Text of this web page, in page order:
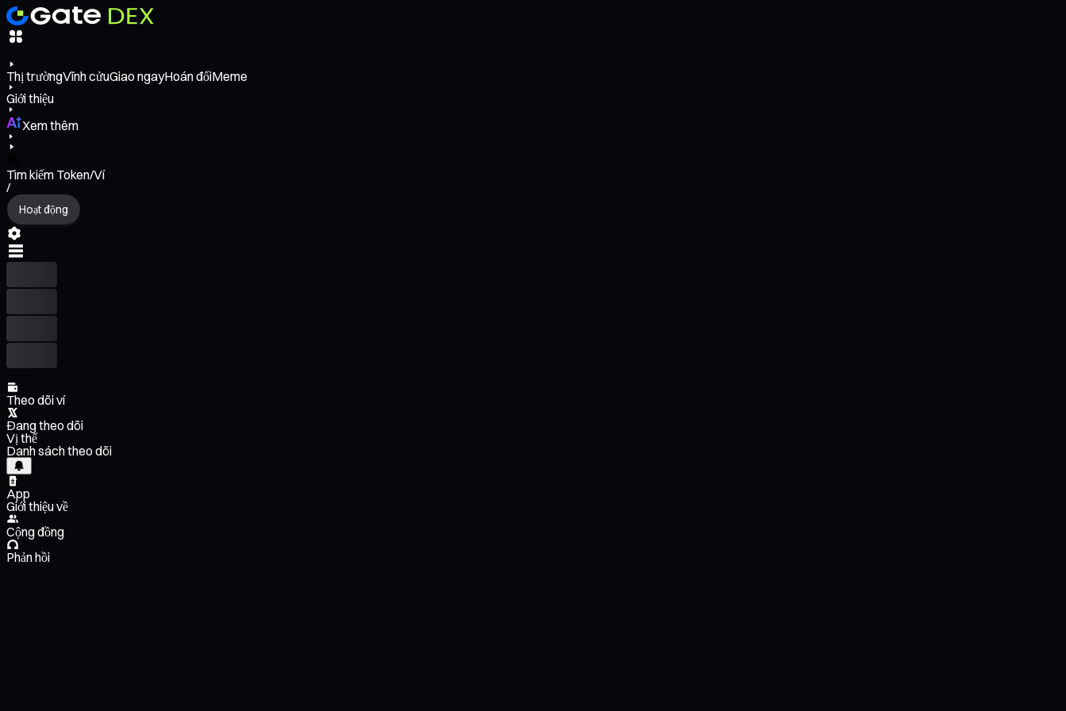
Thị trườngVĩnh cửuGiao ngayHoán đổiMeme
Giới thiệu
Xem thêm
Tìm kiếm Token/Ví
/
Hoạt động
Theo dõi ví
Đang theo dõi
Vị thế
Danh sách theo dõi
App
Giới thiệu về
Cộng đồng
Phản hồi